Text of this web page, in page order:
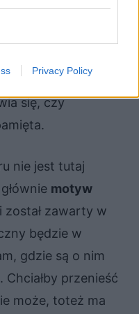
Privacy Policy
się na
Pielgrzym już
dawnej miłości.
się, czy
nie jest tutaj
motyw
został zawarty w
będzie w
gdzie są o nim
przenieść
może, toteż ma